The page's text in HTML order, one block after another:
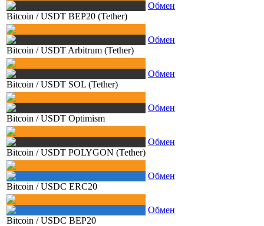
Bitcoin /USDT BEP20 (Tether)
Обмен
Bitcoin /USDT Arbitrum (Tether)
Обмен
Bitcoin /USDT SOL (Tether)
Обмен
Bitcoin /USDT Optimism
Обмен
Bitcoin /USDT POLYGON (Tether)
Обмен
Bitcoin /USDC ERC20
Обмен
Bitcoin /USDC BEP20
Обмен